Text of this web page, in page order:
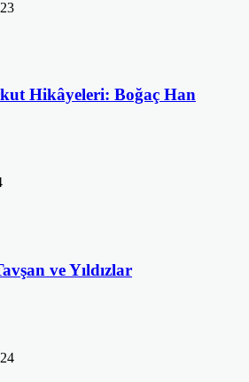
Hikâyeleri: Boğaç Han
ve Yıldızlar